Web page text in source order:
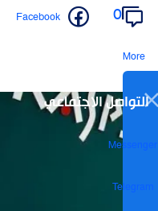
0
Facebook
More
التواصل الاجتماعي
Messenger
Telegram